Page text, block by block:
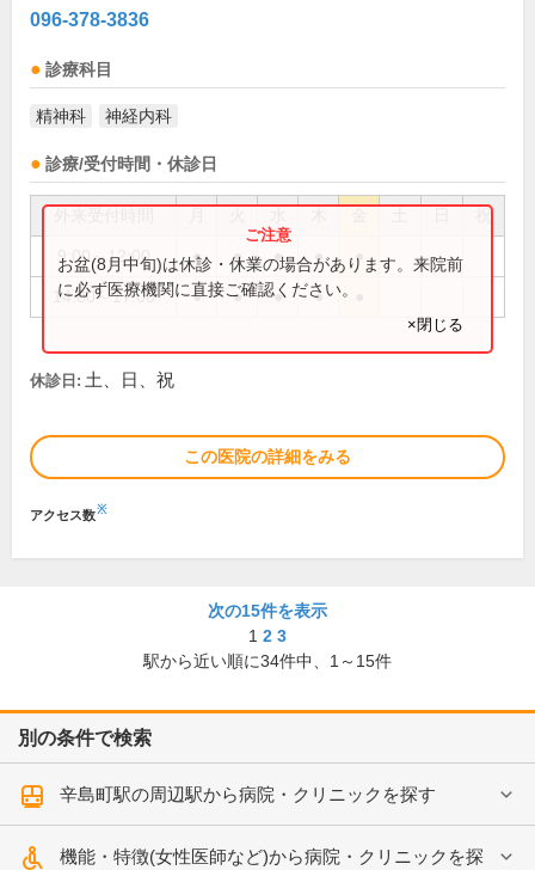
096-378-3836
診療科目
精神科 神経内科
診療/受付時間・休診日
祝
9:00～12:00 ● ● ● ● ●
14:00～17:00 ● ● ● ●
お盆(8月中旬)は休診・休業の場合があります。来院前
に必ず医療機関に直接ご確認ください。
×閉じる
休診日: 土、日、祝
この医院の詳細をみる
アクセス数※
次の15件を表示
1 2 3
駅から近い順に34件中、 1～15件
別の条件で検索
辛島町駅の周辺駅から病院・クリニックを探す
機能・特徴(女性医師など)から病院・クリニックを探